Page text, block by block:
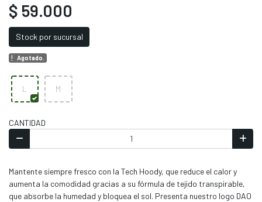
$ 59.000
Stock por sucursal
Agotado.
L M
CANTIDAD
Mantente siempre fresco con la Tech Hoody, que reduce el calor y
aumenta la comodidad gracias a su fórmula de tejido transpirable,
que absorbe la humedad y bloquea el sol. Presenta nuestro logo DAO